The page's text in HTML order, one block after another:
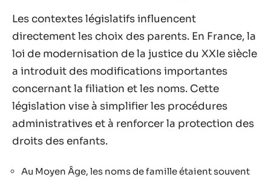
Les contextes législatifs influencent
directement les choix des parents. En France, la
loi de modernisation de la justice du XXIe siècle
a introduit des modifications importantes
concernant la filiation et les noms. Cette
législation vise à simplifier les procédures
administratives et à renforcer la protection des
droits des enfants.
Au Moyen Âge, les noms de famille étaient souvent